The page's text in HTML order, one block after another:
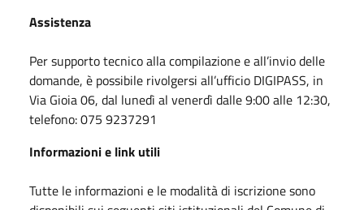
Assistenza
Per supporto tecnico alla compilazione e all’invio delle
domande, è possibile rivolgersi all’ufficio DIGIPASS, in
Via Gioia 06, dal lunedì al venerdì dalle 9:00 alle 12:30,
telefono: 075 9237291
Informazioni e link utili
Tutte le informazioni e le modalità di iscrizione sono